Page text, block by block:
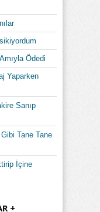
Ödedi
Yaparken
Sanıp
Tane Tane
İçine
+